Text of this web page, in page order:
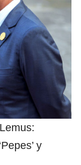
y